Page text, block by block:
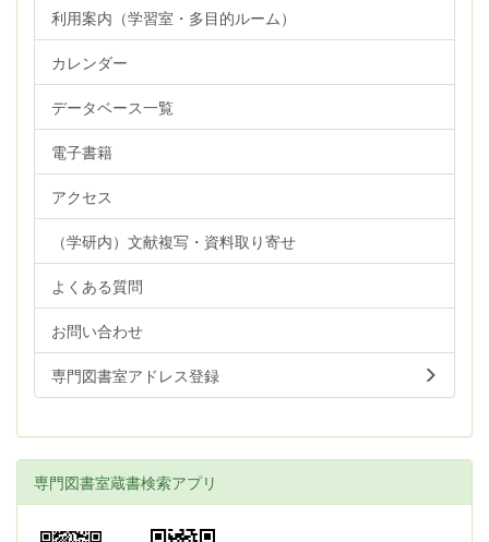
利用案内（学習室・多目的ルーム）
カレンダー
データベース一覧
電子書籍
アクセス
（学研内）文献複写・資料取り寄せ
よくある質問
お問い合わせ
専門図書室アドレス登録
専門図書室蔵書検索アプリ